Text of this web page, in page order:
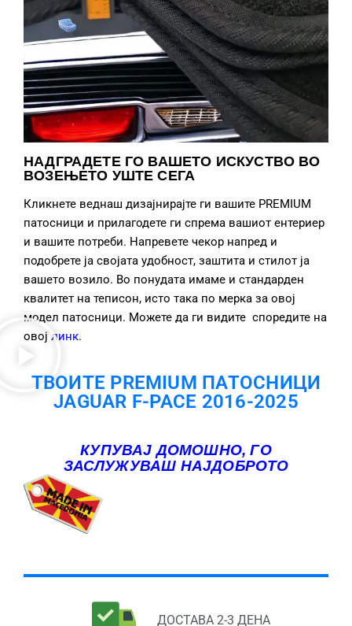
НАДГРАДЕТЕ ГО ВАШЕТО ИСКУСТВО ВО
ВОЗЕЊЕТО УШТЕ СЕГА
Кликнете веднаш дизајнирајте ги вашите PREMIUM
патосници и прилагодете ги спрема вашиот ентериер
и вашите потреби. Напревете чекор напред и
подобрете ја својата удобност, заштита и стилот ја
вашето возило. Во понудата имаме и стандарден
квалитет на теписон, исто така по мерка за овој
модел патосници. Можете да ги видите споредите на
овој линк.
ТВОИТЕ PREMIUM ПАТОСНИЦИ
JAGUAR F-PACE 2016-2025
КУПУВАЈ ДОМОШНО, ГО
ЗАСЛУЖУВАШ НАЈДОБРОТО
ДОСТАВА 2-3 ДЕНА